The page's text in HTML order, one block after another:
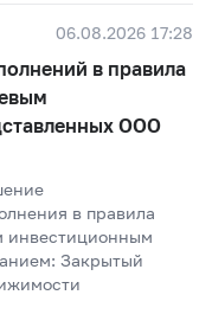
06.08.2026 17:28
в правила
ООО
в правила
инвестиционным
Закрытый